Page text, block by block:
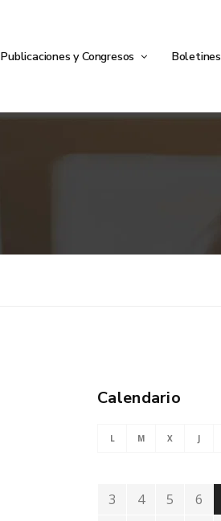
Publicaciones y Congresos Boletines
Calendario
L M X J
3
4 5 6